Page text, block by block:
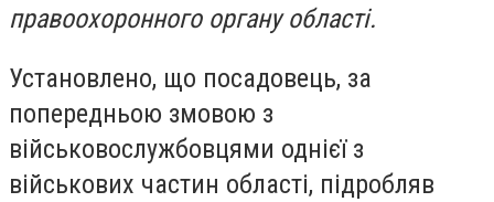
правоохоронного органу області.
Установлено, що посадовець, за
попередньою змовою з
військовослужбовцями однієї з
військових частин області, підробляв